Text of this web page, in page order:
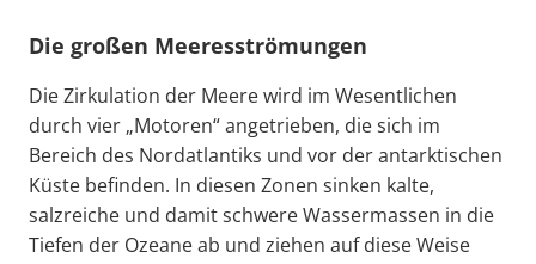
Die großen Meeresströmungen
Die Zirkulation der Meere wird im Wesentlichen
durch vier „Motoren“ angetrieben, die sich im
Bereich des Nordatlantiks und vor der antarktischen
Küste befinden. In diesen Zonen sinken kalte,
salzreiche und damit schwere Wassermassen in die
Tiefen der Ozeane ab und ziehen auf diese Weise